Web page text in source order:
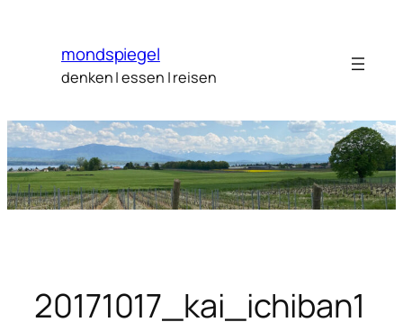
springen
mondspiegel
denken | essen | reisen
20171017_kai_ichiban1